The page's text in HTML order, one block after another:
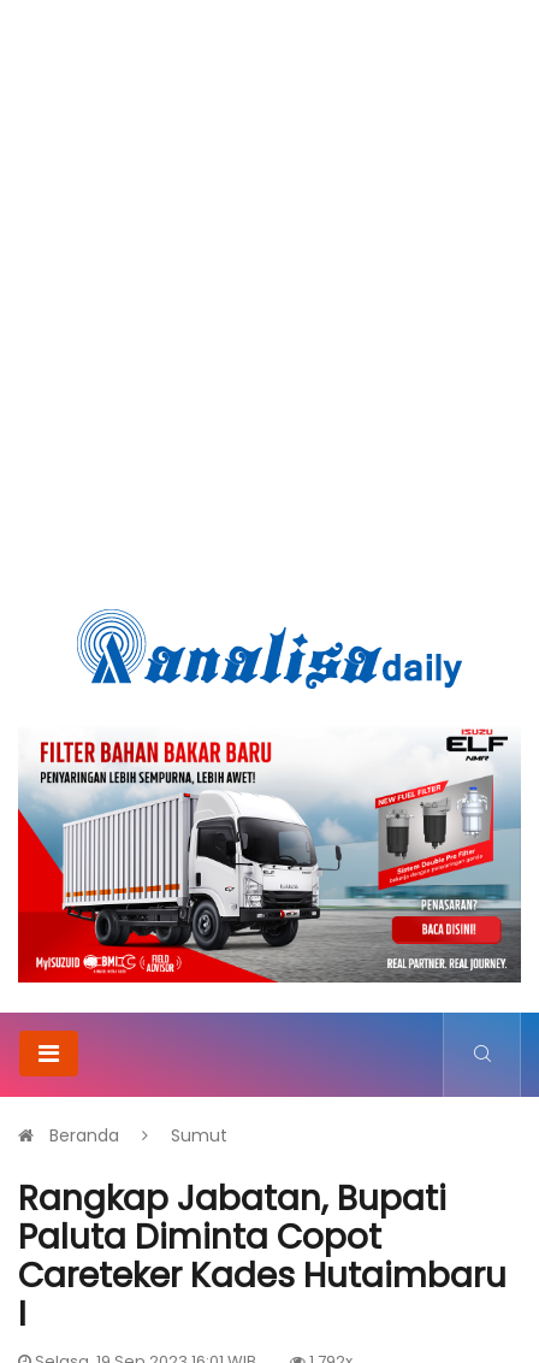
Beranda Sumut
Rangkap Jabatan, Bupati
Paluta Diminta Copot
Careteker Kades Hutaimbaru
I